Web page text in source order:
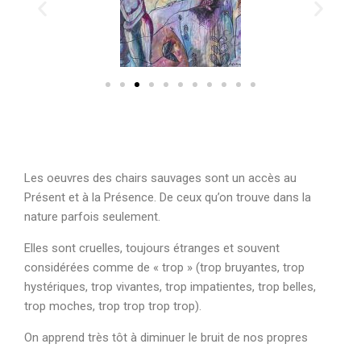
Les oeuvres des chairs sauvages sont un accès au
Présent et à la Présence. De ceux qu’on trouve dans la
nature parfois seulement.
Elles sont cruelles, toujours étranges et souvent
considérées comme de « trop » (trop bruyantes, trop
hystériques, trop vivantes, trop impatientes, trop belles,
trop moches, trop trop trop trop).
On apprend très tôt à diminuer le bruit de nos propres